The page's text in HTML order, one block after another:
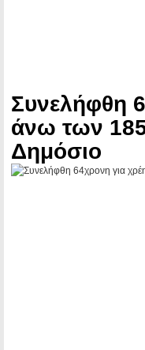
Συνελήφθη
άνω των
Δημόσιο